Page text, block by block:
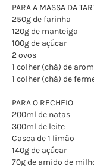
PARA A MASSA DA
250g de farinha
120g de manteiga
100g de açúcar
2 ovos
1 colher (chá) de
1 colher (chá) de
PARA O RECHEIO
200ml de natas
300ml de leite
Casca de 1 limão
140g de açúcar
70g de amido de